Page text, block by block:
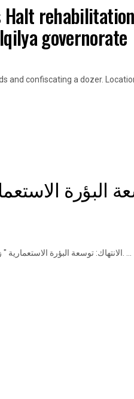
governorate
and confiscating a dozer.
البؤرة